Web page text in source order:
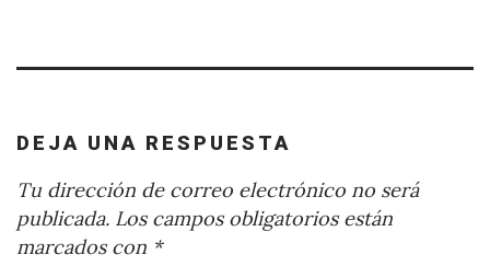
DEJA UNA RESPUESTA
Tu dirección de correo electrónico no será
publicada. Los campos obligatorios están
marcados con *